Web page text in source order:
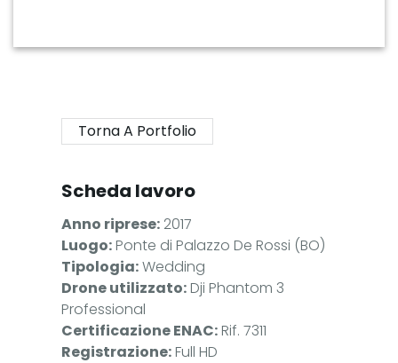
Torna A Portfolio
Scheda lavoro
Anno riprese: 2017
Luogo:Ponte di Palazzo De Rossi (BO)
Tipologia:Wedding
Drone utilizzato:Dji Phantom 3
Professional
Certificazione ENAC:Rif. 7311
Registrazione:Full HD